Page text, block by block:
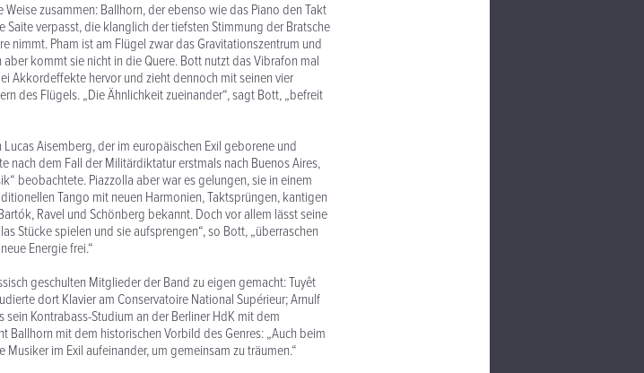
zusammen: Ballhorn, der ebenso wie das Piano den Takt
verpasst, die klanglich der tiefsten Stimmung der Bratsche
nimmt. Pham ist am Flügel zwar das Gravitationszentrum und
kommt sie nicht in die Quere. Bott nutzt das Vibrafon mal
Akkordeffekte hervor und zieht dennoch mit seinen vier
des Flügels. „Die Ähnlichkeit zueinander“, sagt Bott, „befreit
Aisemberg, der im europäischen Exil geborene und
nach dem Fall der Militärdiktatur erstmals nach Buenos Aires,
beobachtete. Piazzolla aber war es gelungen, sie in einem
Tango mit neuen Harmonien, Taktsprüngen, kantigen
Ravel und Schönberg bekannt. Doch vor allem lässt seine
Stücke spielen und sie aufsprengen“, so Bott, „überraschen
Energie frei.“
geschulten Mitglieder der Band zu eigen gemacht: Tuyêt
dort Klavier am Conservatoire National Supérieur; Arnulf
Kontrabass-Studium an der Berliner HdK mit dem
Ballhorn mit dem historischen Vorbild des Genres: „Auch beim
im Exil aufeinander, um gemeinsam zu träumen.“